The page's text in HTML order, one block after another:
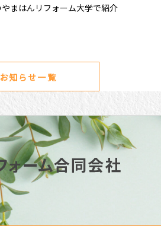
まはんリフォーム大学で紹介
お知らせ一覧